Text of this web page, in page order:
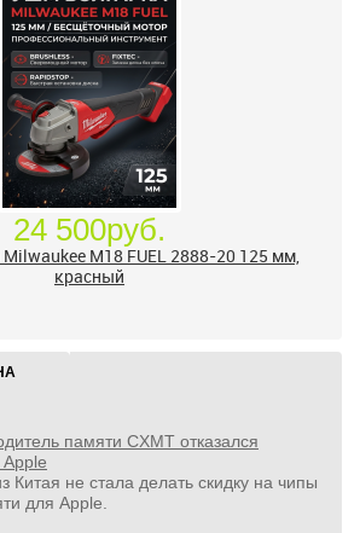
24 500руб.
M18 FUEL 2888-20 125 мм,
красный
памяти CXMT отказался
Китая не стала делать скидку на чипы
для Apple.